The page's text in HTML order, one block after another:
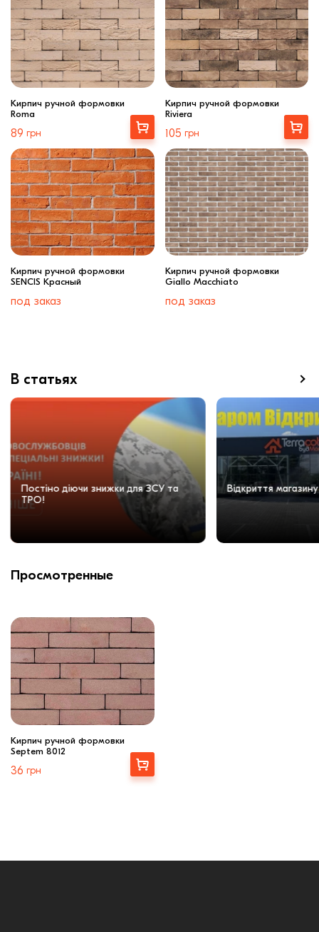
Кирпич ручной формовки
Roma
89 грн
Выбрать
Кирпич ручной формовки
Riviera
105 грн
Выбрать
Кирпич ручной формовки
SENCIS Красный
под заказ
Кирпич ручной формовки
Giallo Macchiato
под заказ
В статьях
Постіно діючи знижки для ЗСУ та
ТРО!
Відкриття магазину
Просмотренные
Кирпич ручной формовки
Septem 8012
36 грн
Выбрать